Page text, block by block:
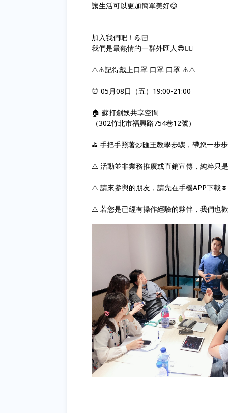
讓生活可以更加簡單美好😉
加入我們吧！💪🏻
我們是最熱情的一群外匯人😎✌🏻
⚠️⚠️記得戴上口罩 口罩 口罩 ⚠️⚠️
⏰ 05月08日（五）19:00-21:00
🏠 蘇打創娛共享空間
（302竹北市福興路754巷12號）
⛳️ 手把手照著炒匯王教學步驟，帶您一步
⚠️ 活動並非業務推廣或直銷宣傳，純粹只
⚠️ 請來參與的朋友，請先在手機APP下載
⚠️ 若您是已經有操作經驗的夥伴，我們也